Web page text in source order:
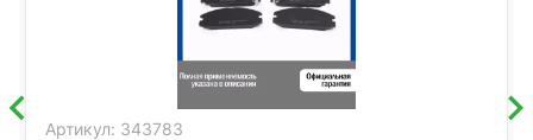
Артикул: 343783